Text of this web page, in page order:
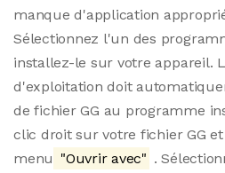
manque d'application
Sélectionnez l'un des
installez-le sur votre appareil.
d'exploitation doit
de fichier GG au programme
clic droit sur votre fichier GG
menu "Ouvrir avec" .